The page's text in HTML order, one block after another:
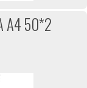
A4 50*2